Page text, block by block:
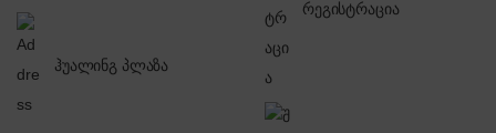
ჰუალინგ პლაზა
რეგისტრაცია